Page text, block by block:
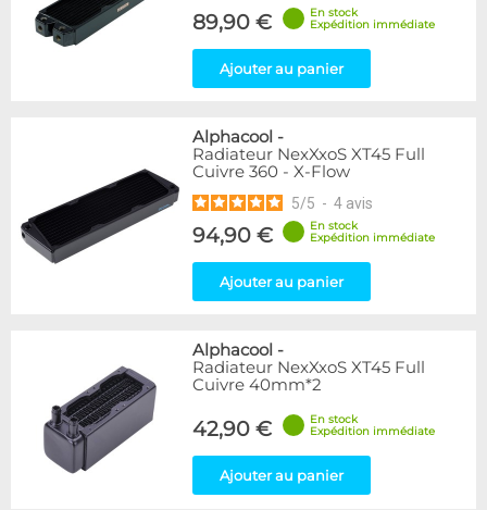
89,90 €
En stock
Expédition immédiate
Ajouter au panier
Alphacool -
Radiateur NexXxoS XT45 Full
Cuivre 360 - X-Flow
5/5 - 4 avis
94,90 €
En stock
Expédition immédiate
Ajouter au panier
Alphacool -
Radiateur NexXxoS XT45 Full
Cuivre 40mm*2
42,90 €
En stock
Expédition immédiate
Ajouter au panier